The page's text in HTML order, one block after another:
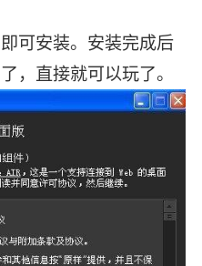
可安装。安装完成后
，直接就可以玩了。